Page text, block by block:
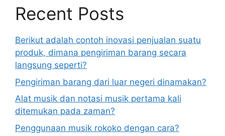
Recent Posts
Berikut adalah contoh inovasi penjualan suatu
produk, dimana pengiriman barang secara
langsung seperti?
Pengiriman barang dari luar negeri dinamakan?
Alat musik dan notasi musik pertama kali
ditemukan pada zaman?
Penggunaan musik rokoko dengan cara?